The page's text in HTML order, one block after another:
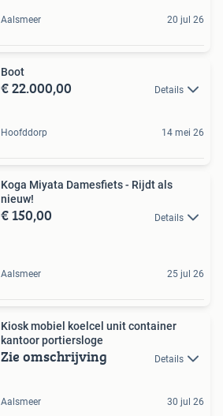
Aalsmeer 20 jul 26
Boot
€ 22.000,00 Details
Hoofddorp 14 mei 26
Koga Miyata Damesfiets - Rijdt als
nieuw!
€ 150,00 Details
Aalsmeer 25 jul 26
Kiosk mobiel koelcel unit container
kantoor portiersloge
Zie omschrijving Details
Aalsmeer 30 jul 26